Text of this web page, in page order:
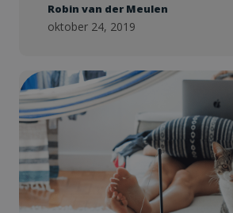
Robin van der Meulen
oktober 24, 2019